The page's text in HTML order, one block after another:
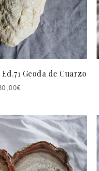
Geoda de Cuarzo
€